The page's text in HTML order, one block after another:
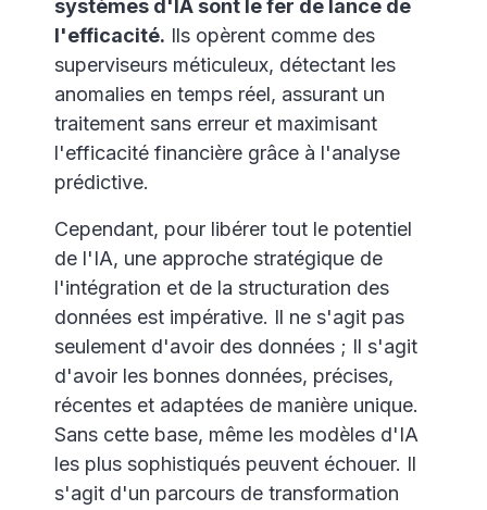
systèmes d'IA sont le fer de lance de
l'efficacité. Ils opèrent comme des
superviseurs méticuleux, détectant les
anomalies en temps réel, assurant un
traitement sans erreur et maximisant
l'efficacité financière grâce à l'analyse
prédictive.
Cependant, pour libérer tout le potentiel
de l'IA, une approche stratégique de
l'intégration et de la structuration des
données est impérative. Il ne s'agit pas
seulement d'avoir des données ; Il s'agit
d'avoir les bonnes données, précises,
récentes et adaptées de manière unique.
Sans cette base, même les modèles d'IA
les plus sophistiqués peuvent échouer. Il
s'agit d'un parcours de transformation